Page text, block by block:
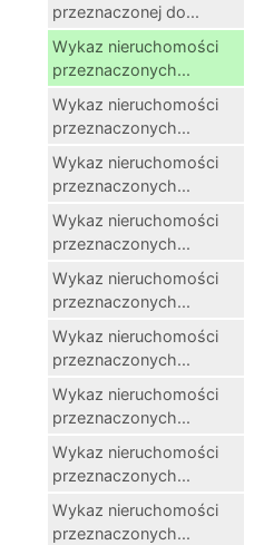
przeznaczonej do...
Wykaz nieruchomości
przeznaczonych...
Wykaz nieruchomości
przeznaczonych...
Wykaz nieruchomości
przeznaczonych...
Wykaz nieruchomości
przeznaczonych...
Wykaz nieruchomości
przeznaczonych...
Wykaz nieruchomości
przeznaczonych...
Wykaz nieruchomości
przeznaczonych...
Wykaz nieruchomości
przeznaczonych...
Wykaz nieruchomości
przeznaczonych...